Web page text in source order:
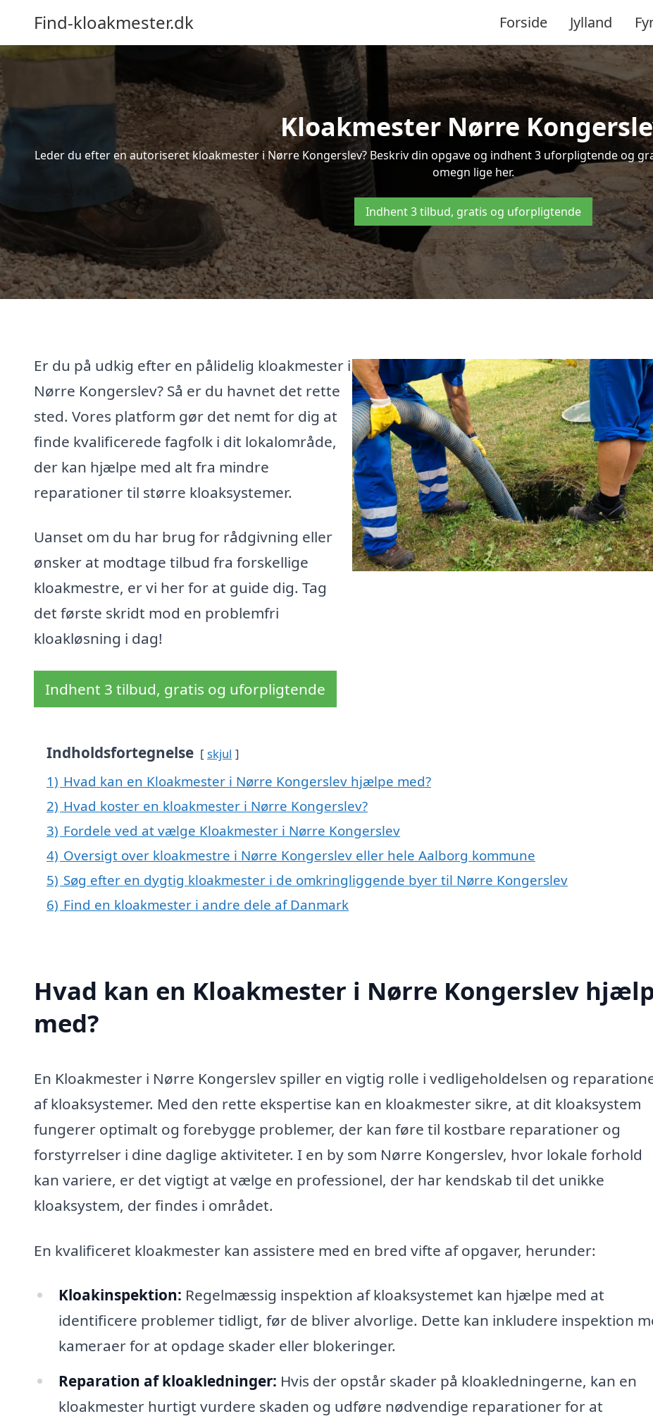
Find-kloakmester.dk Forside Jylland
Kloakmester Nørre
Leder du efter en autoriseret kloakmester i Nørre Kongerslev? Beskriv din opgave og indhent 3 uforpligtende og
omegn lige her.
Indhent 3 tilbud, gratis og uforpligtende
Er du på udkig efter en pålidelig kloakmester i
Nørre Kongerslev? Så er du havnet det rette
sted. Vores platform gør det nemt for dig at
finde kvalificerede fagfolk i dit lokalområde,
der kan hjælpe med alt fra mindre
reparationer til større kloaksystemer.
Uanset om du har brug for rådgivning eller
ønsker at modtage tilbud fra forskellige
kloakmestre, er vi her for at guide dig. Tag
det første skridt mod en problemfri
kloakløsning i dag!
Indhent 3 tilbud, gratis og uforpligtende
Indholdsfortegnelse skjul
1) Hvad kan en Kloakmester i Nørre Kongerslev hjælpe med?
2) Hvad koster en kloakmester i Nørre Kongerslev?
3) Fordele ved at vælge Kloakmester i Nørre Kongerslev
4) Oversigt over kloakmestre i Nørre Kongerslev eller hele Aalborg kommune
5) Søg efter en dygtig kloakmester i de omkringliggende byer til Nørre Kongerslev
6) Find en kloakmester i andre dele af Danmark
Hvad kan en Kloakmester i Nørre Kongerslev
med?
En Kloakmester i Nørre Kongerslev spiller en vigtig rolle i vedligeholdelsen og
af kloaksystemer. Med den rette ekspertise kan en kloakmester sikre, at dit kloaksystem
fungerer optimalt og forebygge problemer, der kan føre til kostbare reparationer og
forstyrrelser i dine daglige aktiviteter. I en by som Nørre Kongerslev, hvor lokale forhold
kan variere, er det vigtigt at vælge en professionel, der har kendskab til det unikke
kloaksystem, der findes i området.
En kvalificeret kloakmester kan assistere med en bred vifte af opgaver, herunder:
Kloakinspektion: Regelmæssig inspektion af kloaksystemet kan hjælpe med at
identificere problemer tidligt, før de bliver alvorlige. Dette kan inkludere inspektion
kameraer for at opdage skader eller blokeringer.
Reparation af kloakledninger: Hvis der opstår skader på kloakledningerne, kan en
kloakmester hurtigt vurdere skaden og udføre nødvendige reparationer for at